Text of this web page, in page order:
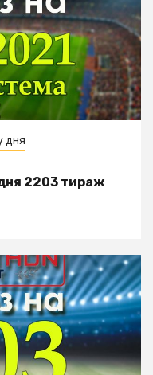
дня
2203 тираж